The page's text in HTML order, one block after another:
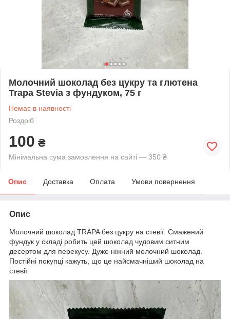
Молочний шоколад без цукру та глютена
Trapa Stevia з фундуком, 75 г
Немає в наявності
Роздріб
100 ₴
Мінімальна сума замовлення на сайті — 350 ₴
Опис Доставка Оплата Умови повернення
Опис
Молочний шоколад TRAPA без цукру на стевії. Смажений
фундук у складі робить цей шоколад чудовим ситним
десертом для перекусу. Дуже ніжний молочний шоколад.
Постійні покупці кажуть, що це найсмачніший шоколад на
стевії.